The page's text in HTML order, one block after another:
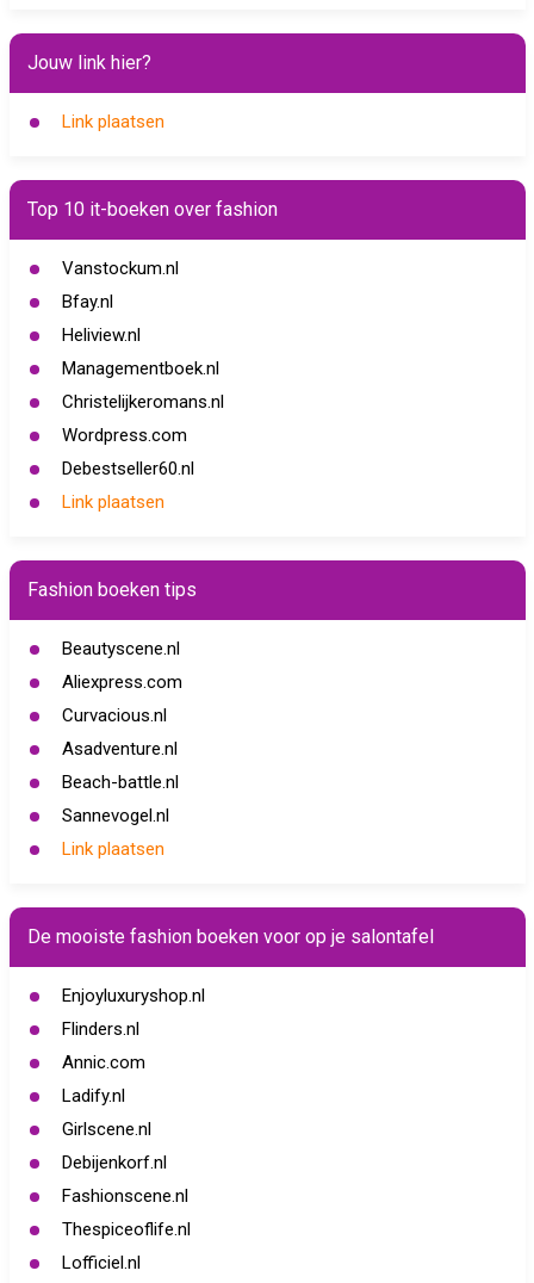
Jouw link hier?
Link plaatsen
Top 10 it-boeken over fashion
Vanstockum.nl
Bfay.nl
Heliview.nl
Managementboek.nl
Christelijkeromans.nl
Wordpress.com
Debestseller60.nl
Link plaatsen
Fashion boeken tips
Beautyscene.nl
Aliexpress.com
Curvacious.nl
Asadventure.nl
Beach-battle.nl
Sannevogel.nl
Link plaatsen
De mooiste fashion boeken voor op je salontafel
Enjoyluxuryshop.nl
Flinders.nl
Annic.com
Ladify.nl
Girlscene.nl
Debijenkorf.nl
Fashionscene.nl
Thespiceoflife.nl
Lofficiel.nl